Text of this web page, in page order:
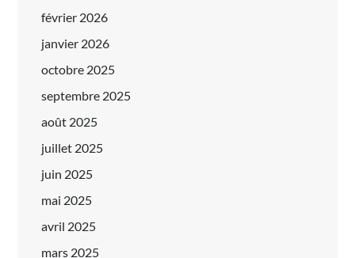
février 2026
janvier 2026
octobre 2025
septembre 2025
août 2025
juillet 2025
juin 2025
mai 2025
avril 2025
mars 2025